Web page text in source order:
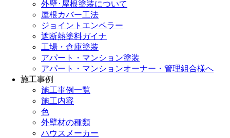
外壁･屋根塗装について
屋根カバー工法
ジョイントエンペラー
遮断熱塗料ガイナ
工場・倉庫塗装
アパート・マンション塗装
アパート・マンションオーナー・管理組合様へ
施工事例
施工事例一覧
施工内容
色
外壁材の種類
ハウスメーカー